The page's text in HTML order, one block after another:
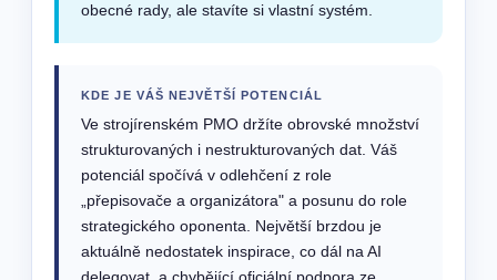
obecné rady, ale stavíte si vlastní systém.
KDE JE VÁŠ NEJVĚTŠÍ POTENCIÁL
Ve strojírenském PMO držíte obrovské množství
strukturovaných i nestrukturovaných dat. Váš
potenciál spočívá v odlehčení z role
„přepisovače a organizátora" a posunu do role
strategického oponenta. Největší brzdou je
aktuálně nedostatek inspirace, co dál na AI